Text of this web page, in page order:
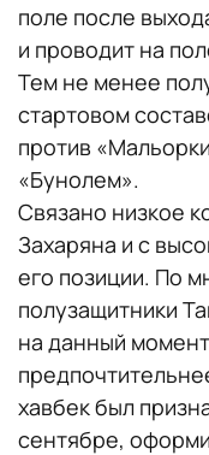
поле после
и проводит на
Тем не менее
стартовом
против
«Бунолем».
Связано низкое
Захаряна и с
его позиции. По
полузащитники
на данный
хавбек был
сентябре,